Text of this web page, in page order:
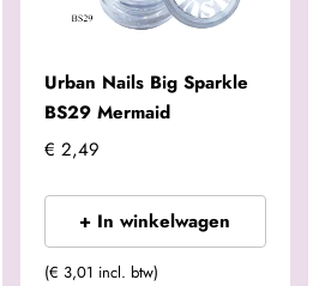
Urban Nails Big Sparkle
BS29 Mermaid
€ 2,49
+ In winkelwagen
(€ 3,01 incl. btw)